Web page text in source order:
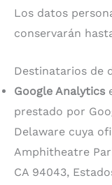
Los datos
conservarán
Destinatarios de
Google Analytics
prestado por
Delaware cuya
Amphitheatre
CA 94043,